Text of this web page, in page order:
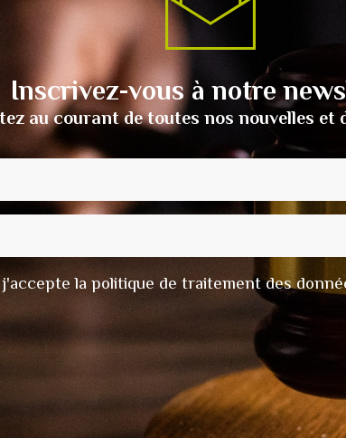
Inscrivez-vous à notre
au courant de toutes nos nouvelles et
j'accepte la politique de traitement des